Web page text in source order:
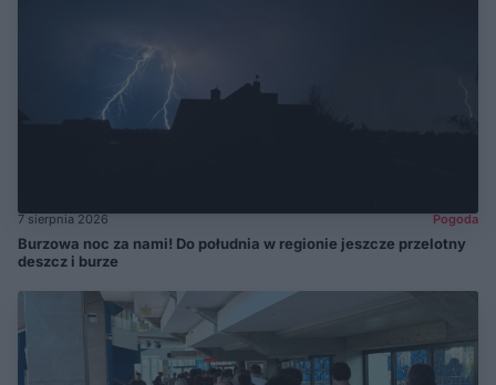
7 sierpnia 2026 Pogoda
Burzowa noc za nami! Do południa w regionie jeszcze przelotny
deszcz i burze